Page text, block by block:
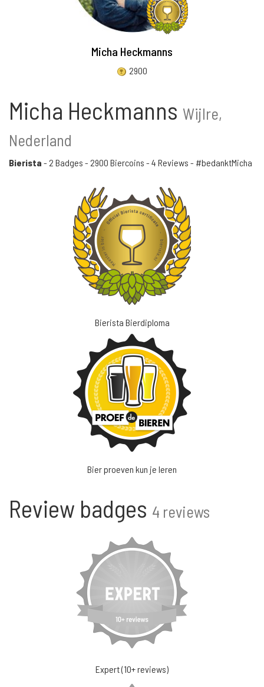
Micha Heckmanns
2900
Micha Heckmanns Wijlre,
Nederland
Bierista - 2 Badges - 2900 Biercoins - 4 Reviews - #bedanktMicha
Bierista Bierdiploma
Bier proeven kun je leren
Review badges 4 reviews
Expert (10+ reviews)